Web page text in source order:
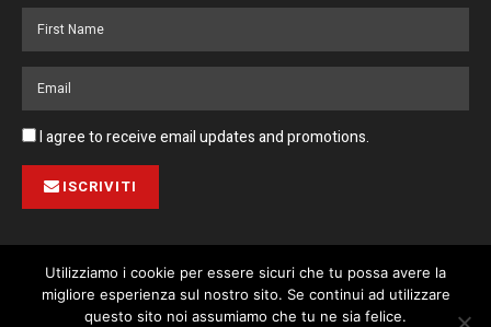
I agree to receive email updates and promotions.
ISCRIVITI
Pubblicità Collabora con noi Contatto Privacy Policy
This website uses cookies. By continuing to use this website you are
Utilizziamo i cookie per essere sicuri che tu possa avere la
migliore esperienza sul nostro sito. Se continui ad utilizzare
questo sito noi assumiamo che tu ne sia felice.